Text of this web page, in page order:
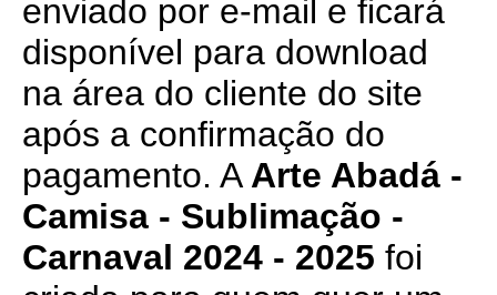
enviado por e-mail e ficará
disponível para download
na área do cliente do site
após a confirmação do
pagamento. A Arte Abadá -
Camisa - Sublimação -
Carnaval 2024 - 2025 foi